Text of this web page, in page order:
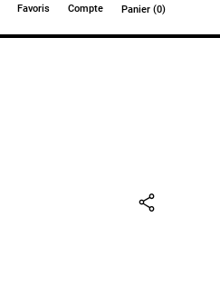
Favoris Compte Panier (0)